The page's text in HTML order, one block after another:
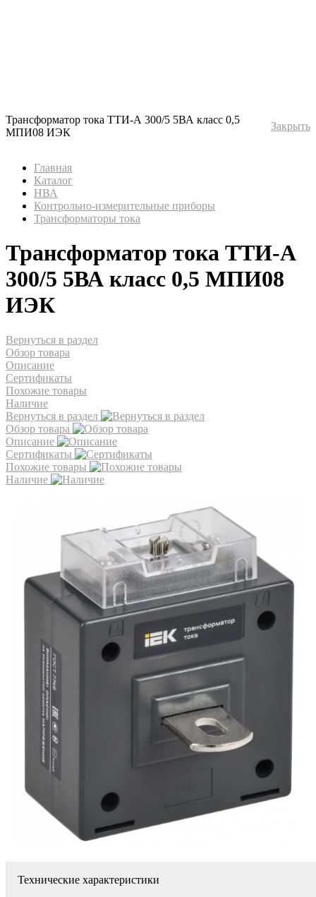
Трансформатор тока ТТИ-А 300/5 5ВА класс 0,5
МПИ08 ИЭК
Закрыть
Главная
Каталог
НВА
Контрольно-измерительные приборы
Трансформаторы тока
Трансформатор тока ТТИ-А
300/5 5ВА класс 0,5 МПИ08
ИЭК
Вернуться в раздел
Обзор товара
Описание
Сертификаты
Похожие товары
Наличие
Вернуться в раздел
Обзор товара
Описание
Сертификаты
Похожие товары
Наличие
Технические характеристики